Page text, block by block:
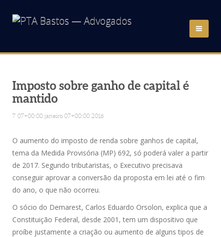
HOME
QUEM SOMOS
ADVOGADOS
NOTÍCIAS
LINKS
CONTATO
Imposto sobre ganho de capital é
mantido
7 07+00:00 janeiro 07+00:00 2016
O aumento do imposto de renda sobre ganhos de capital,
tema da Medida Provisória (MP) 692, só poderá valer a partir
de 2017. Segundo tributaristas, o Executivo precisava
conseguir aprovar a conversão da proposta em lei até o fim
do ano, o que não ocorreu.
O sócio do Demarest, Carlos Eduardo Orsolon, explica que a
Constituição Federal, desde 2001, tem um dispositivo que
proíbe justamente a criação ou aumento de alguns tipos de